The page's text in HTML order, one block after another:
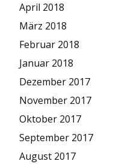
April 2018
März 2018
Februar 2018
Januar 2018
Dezember 2017
November 2017
Oktober 2017
September 2017
August 2017